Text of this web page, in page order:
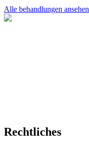
Alle behandlungen ansehen
Rechtliches